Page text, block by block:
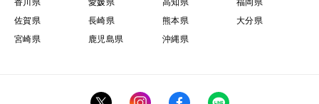
香川県
愛媛県 高知県
福岡県
佐賀県
長崎県 熊本県
大分県
宮崎県
鹿児島県 沖縄県